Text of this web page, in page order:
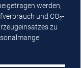
werden,
und CO2-
zu